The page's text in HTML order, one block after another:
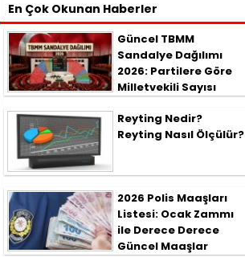
En Çok Okunan Haberler
Güncel TBMM
Sandalye Dağılımı
2026: Partilere Göre
Milletvekili Sayısı
Reyting Nedir?
Reyting Nasıl Ölçülür?
2026 Polis Maaşları
Listesi: Ocak Zammı
ile Derece Derece
Güncel Maaşlar